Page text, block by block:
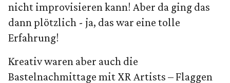
nicht improvisieren kann! Aber da ging das
dann plötzlich - ja, das war eine tolle
Erfahrung!
Kreativ waren aber auch die
Bastelnachmittage mit XR Artists – Flaggen